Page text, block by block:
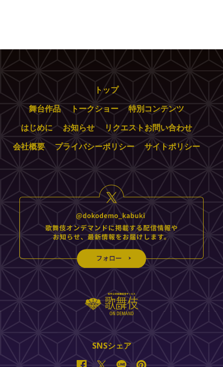
トップ
舞台作品
トークショー
特別コンテンツ
はじめに
お知らせ
リクエストお問い合わせ
会社概要
プライバシーポリシー サイトポリシー
SNSシェア